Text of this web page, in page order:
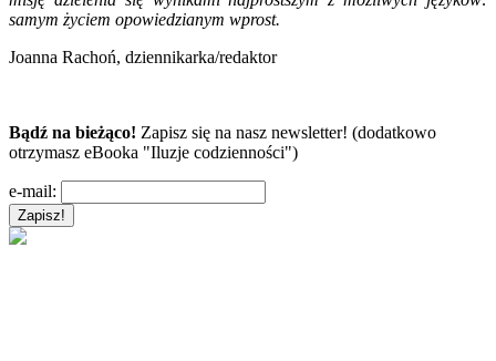
samym życiem opowiedzianym wprost.
Joanna Rachoń, dziennikarka/redaktor
Bądź na bieżąco! Zapisz się na nasz newsletter! (dodatkowo
otrzymasz eBooka "Iluzje codzienności")
e-mail: